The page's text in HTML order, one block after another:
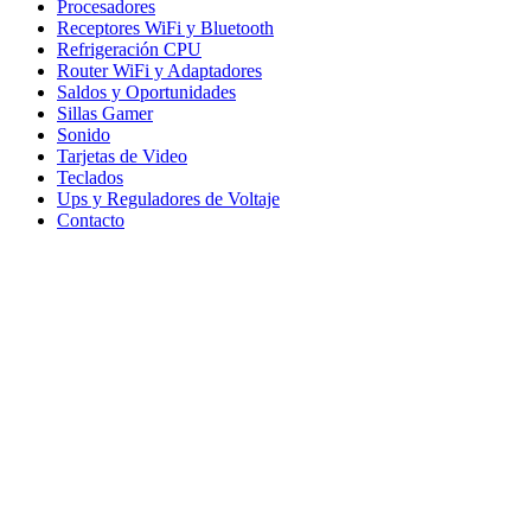
Procesadores
Receptores WiFi y Bluetooth
Refrigeración CPU
Router WiFi y Adaptadores
Saldos y Oportunidades
Sillas Gamer
Sonido
Tarjetas de Video
Teclados
Ups y Reguladores de Voltaje
Contacto